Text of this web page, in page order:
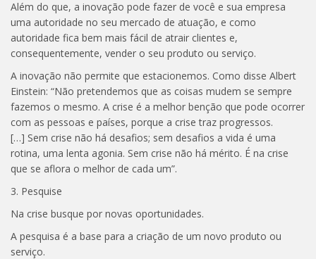
Além do que, a inovação pode fazer de você e sua empresa
uma autoridade no seu mercado de atuação, e como
autoridade fica bem mais fácil de atrair clientes e,
consequentemente, vender o seu produto ou serviço.
A inovação não permite que estacionemos. Como disse Albert
Einstein: “Não pretendemos que as coisas mudem se sempre
fazemos o mesmo. A crise é a melhor benção que pode ocorrer
com as pessoas e países, porque a crise traz progressos.
[…] Sem crise não há desafios; sem desafios a vida é uma
rotina, uma lenta agonia. Sem crise não há mérito. É na crise
que se aflora o melhor de cada um”.
3. Pesquise
Na crise busque por novas oportunidades.
A pesquisa é a base para a criação de um novo produto ou
serviço.